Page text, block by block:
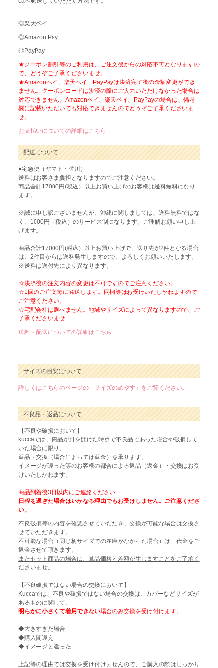
◎楽天ペイ
◎Amazon Pay
◎PayPay
★クーポン割引等のご利用は、ご注文後からの対応不可となりますの
で、どうぞご了承くださいませ。
★Amazonペイ、楽天ペイ、PayPayは決済完了後の金額変更ができ
ません。クーポンコードは決済の際にご入力いただけなかった場合は
対応できません。Amazonペイ、楽天ペイ、PayPayの場合は、備考
欄に記載いただいても対応できませんのでどうぞご了承くださいま
せ。
お支払いについての詳細はこちら
配送について
●宅急便（ヤマト・佐川）
送料はお客さま負担となりますのでご注意ください。
商品合計17000円(税込）以上お買い上げのお客様は送料無料になり
ます。
※誠に申し訳ございませんが、沖縄に関しましては、送料無料ではな
く、1000円（税込）のサービス制になります。ご理解お願い申し上
げます。
商品合計17000円(税込）以上お買い上げで、送り先が2件となる場合
は、2件目からは送料発生しますので、よろしくお願いいたします。
※送料は送付先により異なります。
☆決済後の注文内容の変更は不可ですのでご注意ください。
☆1回のご注文毎に発送します。同梱等はお受けいたしかねますので
ご注意ください。
☆宅配会社は選べません。地域やサイズによって異なりますので、ご
了承くださいませ
送料・配送についての詳細はこちら
サイズの目安について
詳しくはこちらのページの「サイズのめやす」をご覧ください。
不良品・返品について
【不良や破損において】
kuccaでは、商品が封を開けた時点で不良品であった場合や破損して
いた場合に限り、
返品・交換（場合によっては返金）を承ります。
イメージが違った等のお客様の都合による返品（返金）・交換はお受
けいたしかねます。
商品到着後3日以内にご連絡ください
日程を過ぎた場合はいかなる理由でもお受けしません。ご注意くださ
い。
不良破損等の内容を確認させていただき、交換が可能な場合は交換さ
せていただきます。
不可能な場合（同じ柄サイズでの在庫がなかった場合）は、代金をご
返金させて頂きます。
またセット商品の場合は、単品価格と差額が生じますことをご了承く
ださいませ。
【不良破損ではない場合の交換において】
Kuccaでは、不良や破損ではない場合の交換は、カバーなどサイズが
あるものに関して、
明らかに小さくて着用できない場合のみ交換を受け付けます。
◆大きすぎた場合
◆購入間違え
◆イメージと違った
上記等の理由では交換を受け付けませんので、ご購入の際はしっかり